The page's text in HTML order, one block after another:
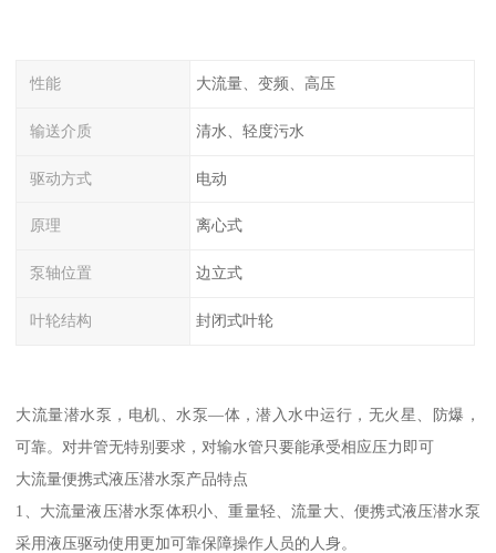
性能 大流量、变频、高压
输送介质 清水、轻度污水
驱动方式 电动
原理 离心式
泵轴位置 边立式
叶轮结构 封闭式叶轮
大流量潜水泵，电机、水泵—体，潜入水中运行，无火星、防爆，
可靠。对井管无特别要求，对输水管只要能承受相应压力即可
大流量便携式液压潜水泵产品特点
1、大流量液压潜水泵体积小、重量轻、流量大、便携式液压潜水泵
采用液压驱动使用更加可靠保障操作人员的人身。